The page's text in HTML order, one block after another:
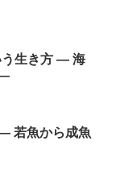
生き方 ― 海
若魚から成魚